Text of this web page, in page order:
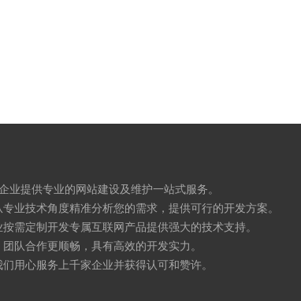
业提供专业的网站建设及维护一站式服务。
业技术角度精准分析您的需求，提供可行的开发方案。
需定制开发专属互联网产品提供强大的技术支持。
队合作更顺畅，具有高效的开发实力。
用心服务上千家企业并获得认可和赞许。